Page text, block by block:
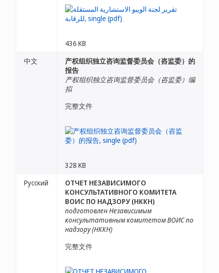
436 KB
中文
产权组织独立咨询监督委员会（咨监委）的
报告
产权组织独立咨询监督委员会（咨监委）编
拟
完整文件
328 KB
Русский
ОТЧЕТ НЕЗАВИСИМОГО
КОНСУЛЬТАТИВНОГО КОМИТЕТА
ВОИС ПО НАДЗОРУ (НККН)
подготовлен Независимым
консультативным комитетом ВОИС по
надзору (НККН)
完整文件